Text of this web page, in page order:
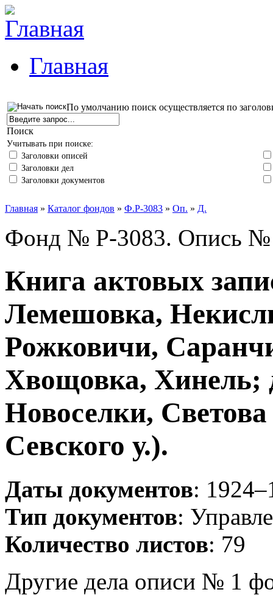
Главная
По умолчанию поиск осуществляется по
Поиск
Учитывать при поиске:
Заголовки описей
Заголовки дел
Заголовки документов
Главная » Каталог фондов » Ф.Р-3083 » Оп. » Д.
Фонд № Р-3083. Опись
Книга актовых
Лемешовка,
Рожковичи,
Хвощовка, Хинель;
Новоселки,
Севского у.).
Даты документов:
Тип документов:
Количество листов: 79
Другие дела описи № 1